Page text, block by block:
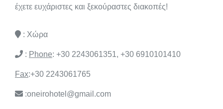
έχετε ευχάριστες και ξεκούραστες διακοπές!
: Χώρα
: Phone: +30 2243061351, +30 6910101410
Fax:+30 2243061765
:oneirohotel@gmail.com